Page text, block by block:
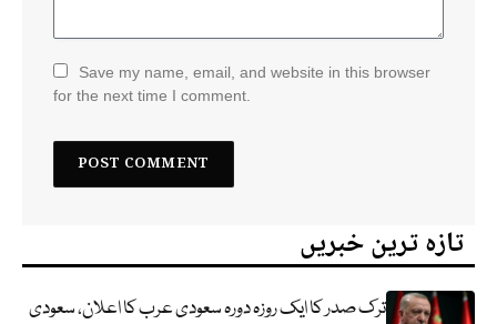
Save my name, email, and website in this browser
for the next time I comment.
تازہ ترین خبریں
ترک صدر کا ایک روزہ دورہ سعودی عرب کا اعلان، سعودی